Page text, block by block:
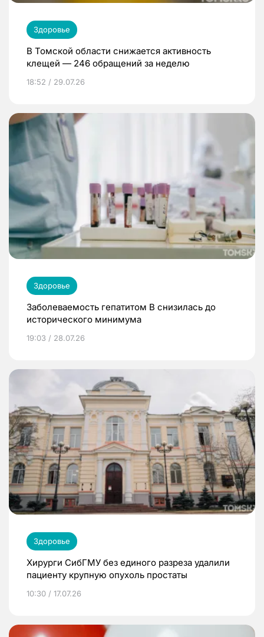
Здоровье
В Томской области снижается активность
клещей — 246 обращений за неделю
18:52 / 29.07.26
Здоровье
Заболеваемость гепатитом В снизилась до
исторического минимума
19:03 / 28.07.26
Здоровье
Хирурги СибГМУ без единого разреза удалили
пациенту крупную опухоль простаты
10:30 / 17.07.26